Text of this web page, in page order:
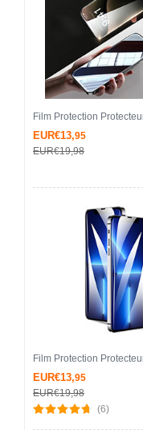
EUR€13,95
EUR€19,98
EUR€13,95
EUR€19,98
(6)